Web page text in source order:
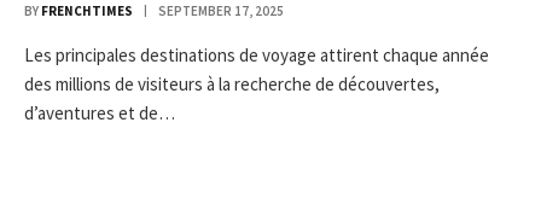
BY FRENCHTIMES SEPTEMBER 17, 2025
Les principales destinations de voyage attirent chaque année
des millions de visiteurs à la recherche de découvertes,
d’aventures et de…